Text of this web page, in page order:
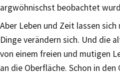
argwöhnischst beobachtet
Aber Leben und Zeit lassen
Dinge verändern sich. Und die
von einem freien und mutigen
an die Oberfläche. Schon in den